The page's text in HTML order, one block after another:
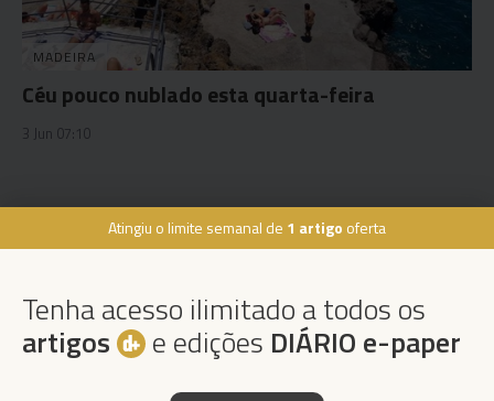
Atingiu o limite semanal de 1 artigo oferta
Tenha acesso ilimitado a todos os
artigos e edições DIÁRIO e-paper
MADEIRA
Céu pouco nublado esta quarta-feira
3 Jun 07:10
291 202 300
Instale a nossa App
Podcasts ×